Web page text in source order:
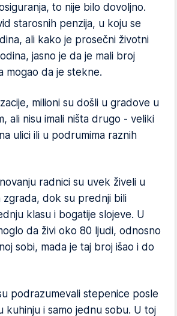
to nije bilo dovoljno.
starosnih penzija, u koju se
ali kako je prosečni životni
jasno je da je mali broj
mogao da je stekne.
milioni su došli u gradove u
ali nisu imali ništa drugo - veliki
ulici ili u podrumima raznih
radnici su uvek živeli u
zgrada, dok su prednji bili
klasu i bogatije slojeve. U
da živi oko 80 ljudi, odnosno
sobi, mada je taj broj išao i do
podrazumevali stepenice posle
kuhinju i samo jednu sobu. U toj